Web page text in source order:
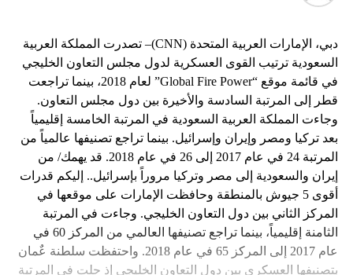
دبي، الإمارات العربية المتحدة (CNN)– تصدرت المملكة العربية
السعودية ترتيب القوى العسكرية لدول مجلس التعاون الخليجي
في قائمة موقع “Global Fire Power” لعام 2018، بينما تراجعت
قطر إلى المرتبة السادسة والأخيرة بين دول مجلس التعاون.
وجاءت المملكة العربية السعودية في المرتبة الخامسة إقليمياً
بعد تركيا ومصر وإيران وإسرائيل. بينما تراجع تصنيفها عالمياً من
المرتبة 24 في عام 2017 إلى 26 في عام 2018. قد يهمك/ من
إيران والسعودية إلى مصر وتركيا مروراً بإسرائيل.. إليكم قدرات
أقوى 5 جيوش بالمنطقة وحافظت الإمارات على موقعها في
المركز الثاني بين دول التعاون الخليجي. وجاءت في المرتبة
الثامنة إقليمياً، بينما تراجع تصنيفها العالمي من المركز 60 في
عام 2017 إلى المركز 65 في عام 2018. واحتفظت سلطنة عٌمان
بتصنيفها العسكري بين دول التعاون الخليجي إذ حلت في المرتبة